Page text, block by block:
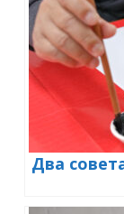
Два